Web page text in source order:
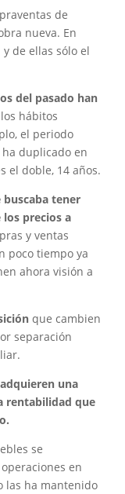
de
nueva. En
de ellas sólo el
del pasado han
hábitos
el periodo
duplicado en
el doble, 14 años.
buscaba tener
precios a
y ventas
poco tiempo ya
ahora visión a
que cambien
separación
una
rentabilidad que
se
en
las ha mantenido